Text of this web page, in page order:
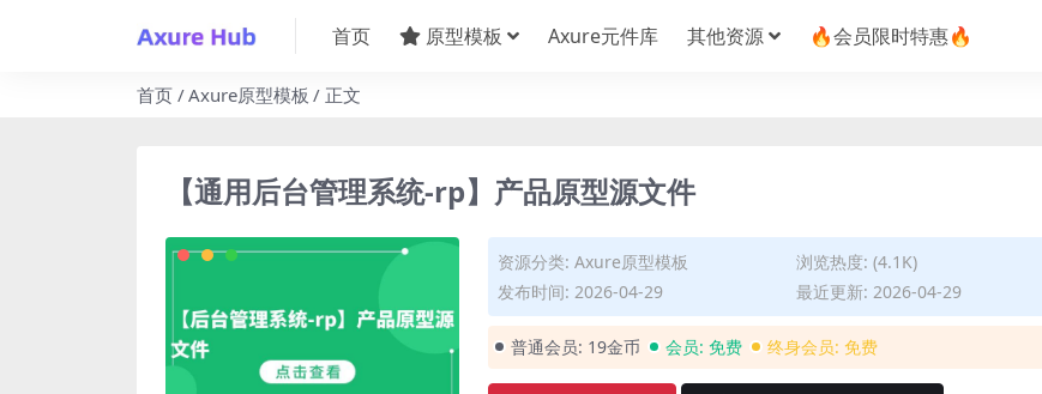
首页 原型模板 Axure元件库 其他资源 🔥会员限时特惠🔥
首页 Axure原型模板 正文
【通用后台管理系统-rp】产品原型源文件
资源分类: Axure原型模板
浏览热度: (4.1K)
发布时间: 2026-04-29
最近更新: 2026-04-29
普通会员: 19金币 会员: 免费 终身会员: 免费